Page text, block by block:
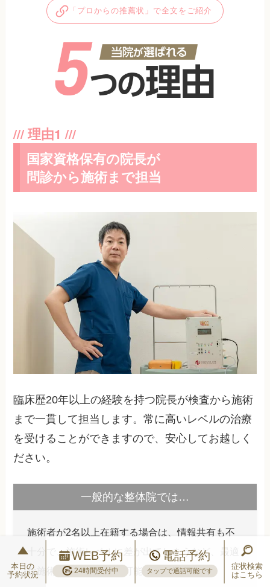
「プロからの推薦状」で全文をご紹介
国家資格保有の院長が
問診から施術まで担当
臨床歴20年以上の経験を持つ院長が検査から施術
まで一貫して担当します。常に高いレベルの治療
を受けることができますので、安心してお越しく
ださい。
一般的な整体院では…
施術者が2名以上在籍する場合は、情報共有も不
十分で、施術レベルに差が出てしまうなど、最適
な施術を受けられない可能性があります。
本日の
予約状況
WEB予約
24時間受付中
電話予約
タップで通話可能です
症状検索
はこちら